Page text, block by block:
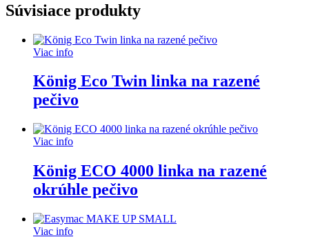
Súvisiace produkty
Viac info
König Eco Twin linka na razené
pečivo
Viac info
König ECO 4000 linka na razené
okrúhle pečivo
Viac info